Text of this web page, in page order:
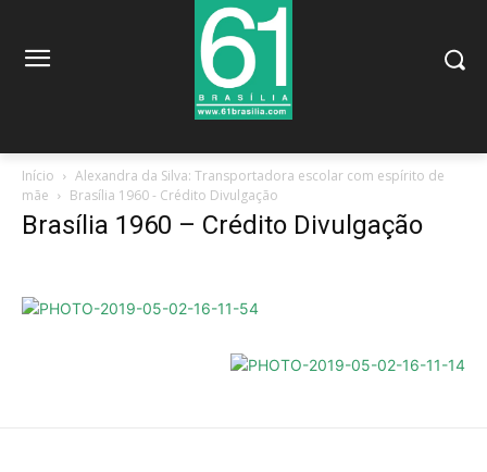
Início
Alexandra da Silva: Transportadora escolar com espírito de
mãe
Brasília 1960 - Crédito Divulgação
Brasília 1960 – Crédito Divulgação